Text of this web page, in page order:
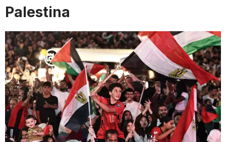
Palestina